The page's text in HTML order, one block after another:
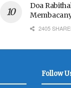
Doa
2405
Follow